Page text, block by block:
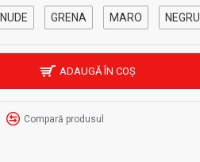
NUDE GRENA MARO NEGRU
ADAUGĂ ÎN COŞ
Compară produsul